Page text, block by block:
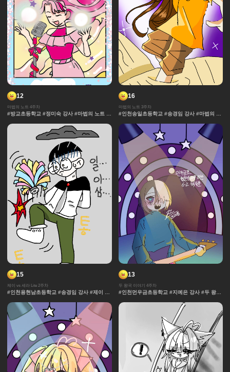
12
마법의 노트 4주차
#방교초등학교 #정미숙 강사 #마법의 노트 #
날씨 #캐릭터 #아이돌 #액션 #컷만화 #창작
디자인 #마법 #노트 #채색기법 #연출 #무대
16
마법의 노트 3주차
#인천송일초등학교 #송경임 강사 #마법의 노
티 #날씨 #캐릭터 #아이돌 #액션 #컷만화 #
개성 #창작 디자인 #마법 #노트 #채색기법 #
댄스 #연출 #무대
15
제이 vs 세라 Lite 2주차
#인천용현남초등학교 #송경임 강사 #제이 vs
#컷만화 #데포르메 #훈련 #보석 #창작 디자
인 #체육 #제이 #대결 #댄스
13
두 왕국 이야기 4주차
#인천먼우금초등학교 #지예은 강사 #두 왕국
물 #보석 #채색기법 #왕국